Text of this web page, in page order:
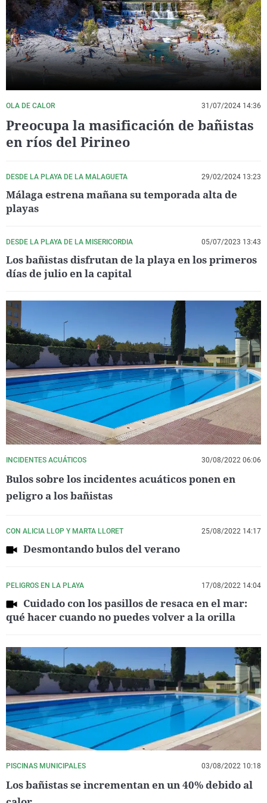
La rosa de los vientos
Gente viajera
Como el perro y el
Caso
Retornados
Equipo de
Operación Viuda
Extremadura
Galicia
La Rioja
Navarra
País Vasco
Virales
Televisión
Elecciones
OLA DE CALOR 31/07/2024 14:36
Preocupa la masificación de bañistas
en ríos del Pirineo
DESDE LA PLAYA DE LA MALAGUETA 29/02/2024 13:23
Málaga estrena mañana su temporada alta de
playas
DESDE LA PLAYA DE LA MISERICORDIA 05/07/2023 13:43
Los bañistas disfrutan de la playa en los primeros
días de julio en la capital
INCIDENTES ACUÁTICOS 30/08/2022 06:06
Bulos sobre los incidentes acuáticos ponen en
peligro a los bañistas
CON ALICIA LLOP Y MARTA LLORET 25/08/2022 14:17
Desmontando bulos del verano
PELIGROS EN LA PLAYA 17/08/2022 14:04
Cuidado con los pasillos de resaca en el mar:
qué hacer cuando no puedes volver a la orilla
PISCINAS MUNICIPALES 03/08/2022 10:18
Los bañistas se incrementan en un 40% debido al